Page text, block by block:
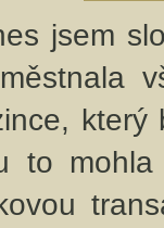
jsem
který
to